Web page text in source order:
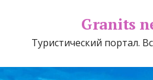
Granits
Туристический портал.